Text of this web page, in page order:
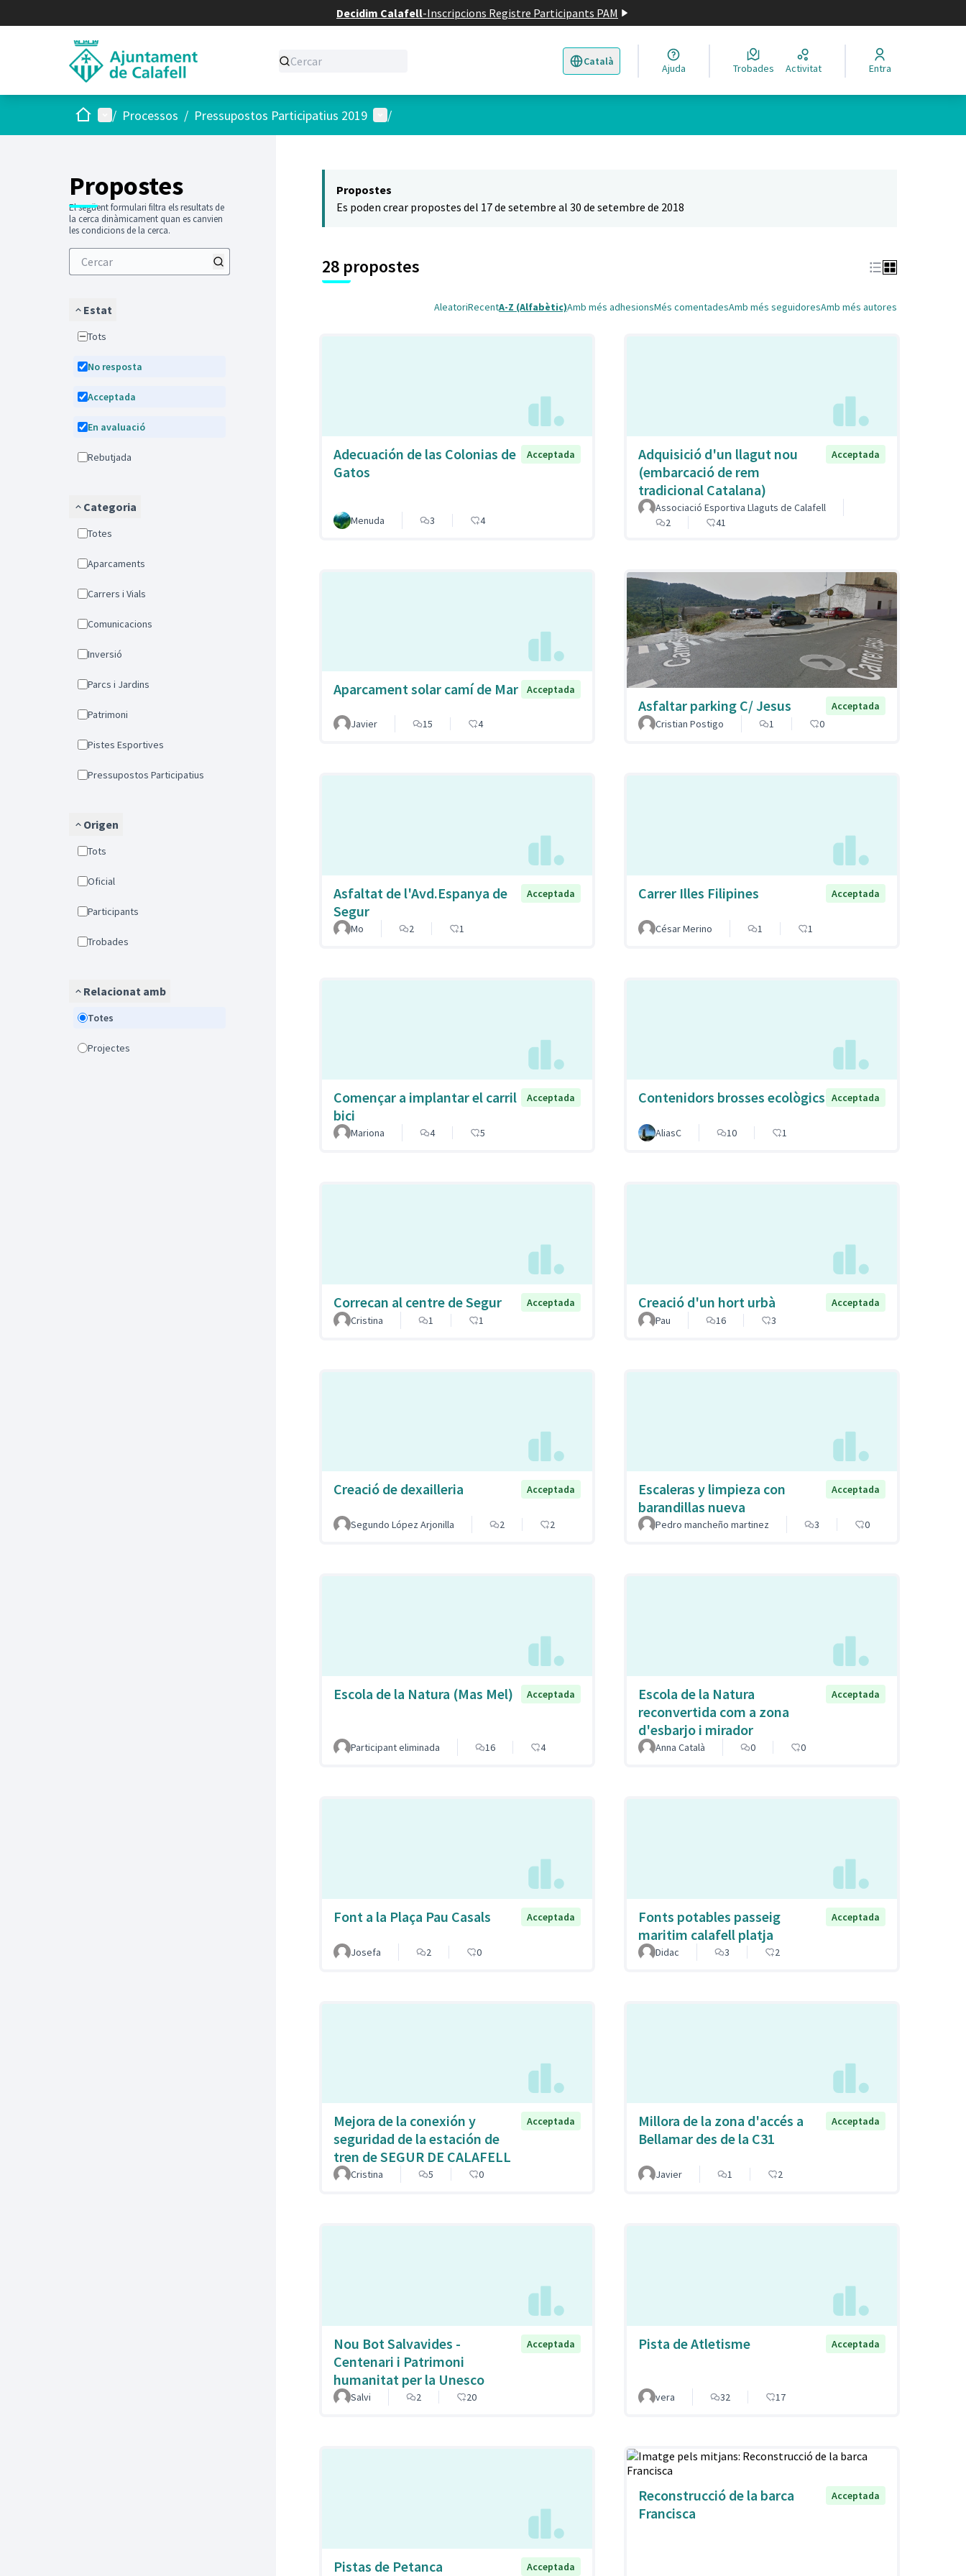
Decidim Calafell-Inscripcions Registre Participants PAM
Català
Triar la llengua Elegir el idioma
Ajuda Trobades Activitat Entra
Inici Menú principal
/ Processos / Pressupostos Participatius 2019 Menú d'usuari
/
Propostes
El següent formulari filtra els resultats de
la cerca dinàmicament quan es canvien
les condicions de la cerca.
Estat
Tots
No resposta
Acceptada
En avaluació
Rebutjada
Categoria
Totes
Aparcaments
Carrers i Vials
Comunicacions
Inversió
Parcs i Jardins
Patrimoni
Pistes Esportives
Pressupostos Participatius
Origen
Tots
Oficial
Participants
Trobades
Relacionat amb
Totes
Projectes
Propostes
Es poden crear propostes del 17 de setembre al 30 de setembre de 2018
28 propostes
AleatoriRecentA-Z (Alfabètic)Amb més adhesionsMés comentadesAmb més seguidoresAmb més autores
Adecuación de las Colonias de
Gatos
Acceptada
Menuda 3 4
Adquisició d'un llagut nou
(embarcació de rem
tradicional Catalana)
Acceptada
Associació Esportiva Llaguts de Calafell
2
41
Aparcament solar camí de Mar Acceptada
Javier 15 4
Asfaltar parking C/ Jesus
Acceptada
Cristian Postigo
1 0
Asfaltat de l'Avd.Espanya de
Segur
Acceptada
Mo 2 1
Carrer Illes Filipines Acceptada
César Merino 1 1
Començar a implantar el carril
bici
Acceptada
Mariona 4 5
Contenidors brosses ecològics Acceptada
AliasC 10 1
Correcan al centre de Segur
Acceptada
Cristina
1 1
Creació d'un hort urbà
Acceptada
Pau
16 3
Creació de dexailleria Acceptada
Segundo López Arjonilla 2 2
Escaleras y limpieza con
barandillas nueva
Acceptada
Pedro mancheño martinez 3 0
Escola de la Natura (Mas Mel) Acceptada
Participant eliminada 16 4
Escola de la Natura
reconvertida com a zona
d'esbarjo i mirador
Acceptada
Anna Català 0 0
Font a la Plaça Pau Casals Acceptada
Josefa 2 0
Fonts potables passeig
maritim calafell platja
Acceptada
Didac 3 2
Mejora de la conexión y
seguridad de la estación de
tren de SEGUR DE CALAFELL
Acceptada
Cristina 5 0
Millora de la zona d'accés a
Bellamar des de la C31
Acceptada
Javier 1 2
Nou Bot Salvavides -
Centenari i Patrimoni
humanitat per la Unesco
Acceptada
Salvi 2 20
Pista de Atletisme Acceptada
vera 32 17
Pistas de Petanca Acceptada
Reconstrucció de la barca
Francisca
Acceptada